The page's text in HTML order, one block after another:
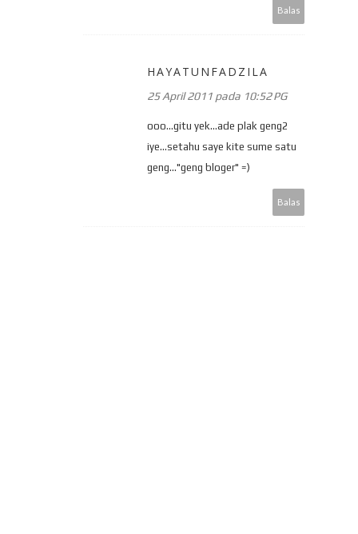
Balas
HAYATUNFADZILA
25 April 2011 pada 10:52 PG
ooo...gitu yek...ade plak geng2
iye...setahu saye kite sume satu
geng..."geng bloger" =)
Balas